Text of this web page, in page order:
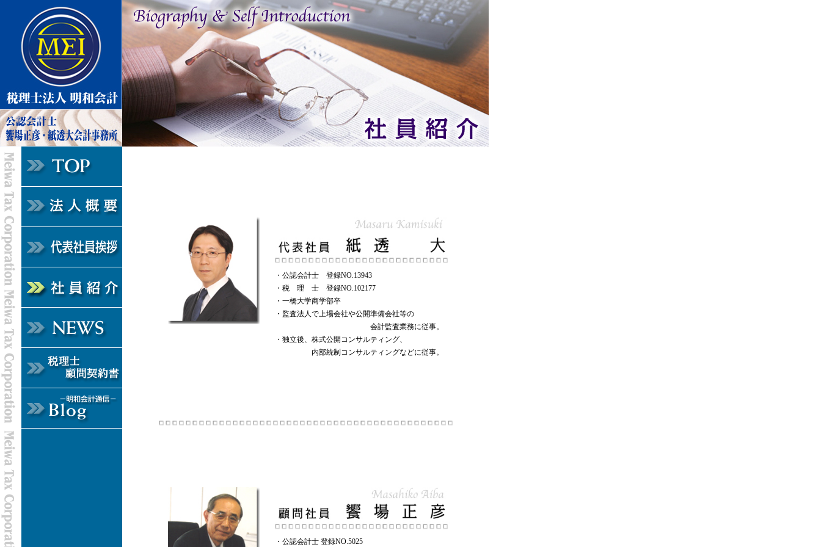
・公認会計士 登録NO.13943
・税 理 士 登録NO.102177
・一橋大学商学部卒
・監査法人で上場会社や公開準備会社等の
会計監査業務に従事。
・独立後、株式公開コンサルティング、
内部統制コンサルティングなどに従事。
・公認会計士 登録NO.5025